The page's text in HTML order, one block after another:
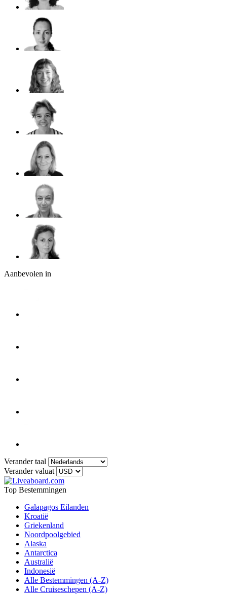
Aanbevolen in
Verander taal
Verander valuat
Top Bestemmingen
Galapagos Eilanden
Kroatië
Griekenland
Noordpoolgebied
Alaska
Antarctica
Australië
Indonesië
Alle Bestemmingen (A-Z)
Alle Cruiseschepen (A-Z)